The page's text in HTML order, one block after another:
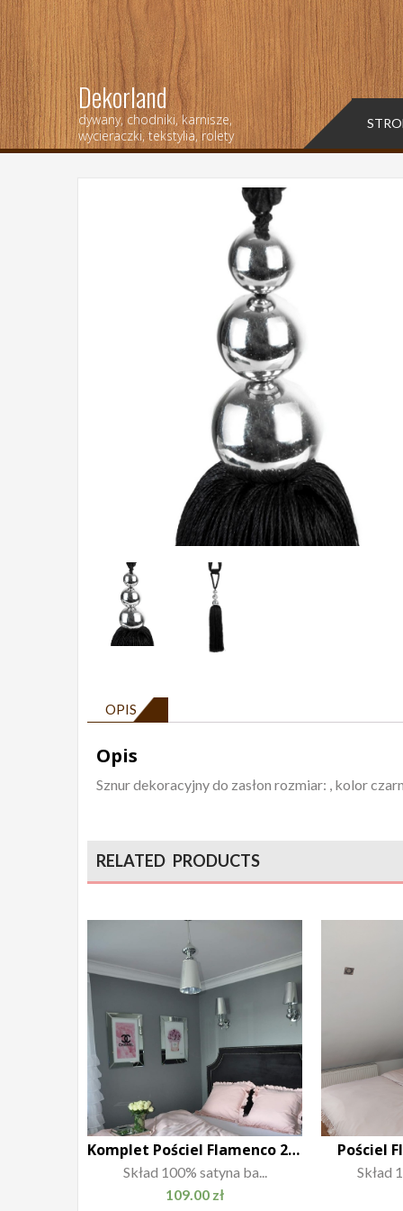
Dekorland
dywany, chodniki, karnisze,
wycieraczki, tekstylia, rolety
OPIS
Opis
Sznur dekoracyjny do zasłon rozmiar: , kolor
RELATED PRODUCTS
Komplet Pościel Flamenco 200×220
Skład 100% satyna ba...
109.00 zł
Pościel
Skład